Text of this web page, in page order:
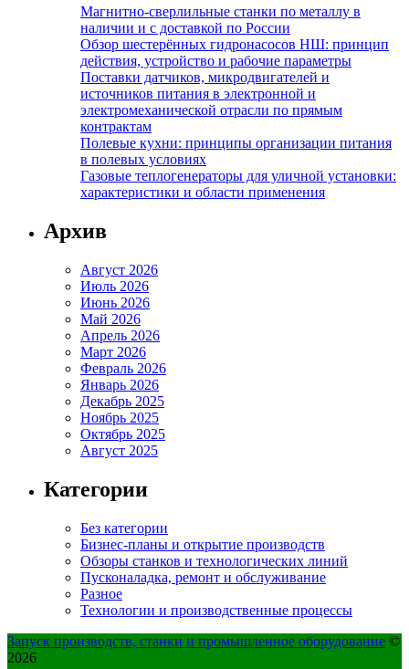
Магнитно-сверлильные станки по металлу в
наличии и с доставкой по России
Обзор шестерённых гидронасосов НШ: принцип
действия, устройство и рабочие параметры
Поставки датчиков, микродвигателей и
источников питания в электронной и
электромеханической отрасли по прямым
контрактам
Полевые кухни: принципы организации питания
в полевых условиях
Газовые теплогенераторы для уличной установки:
характеристики и области применения
Архив
Август 2026
Июль 2026
Июнь 2026
Май 2026
Апрель 2026
Март 2026
Февраль 2026
Январь 2026
Декабрь 2025
Ноябрь 2025
Октябрь 2025
Август 2025
Категории
Без категории
Бизнес-планы и открытие производств
Обзоры станков и технологических линий
Пусконаладка, ремонт и обслуживание
Разное
Технологии и производственные процессы
Запуск производств, станки и промышленное оборудование ©
2026